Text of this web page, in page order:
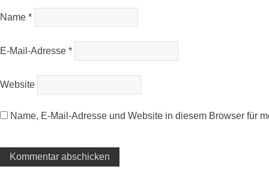
Name *
E-Mail-Adresse *
Website
Name, E-Mail-Adresse und Website in diesem Browser für